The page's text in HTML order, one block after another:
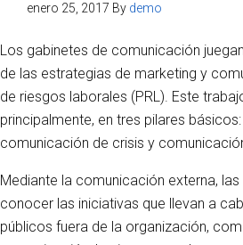
enero 25, 2017 By demo
Los gabinetes de comunicación
de las estrategias de marketing y
de riesgos laborales (PRL). Este
principalmente, en tres pilares
comunicación de crisis y
Mediante la comunicación externa,
conocer las iniciativas que llevan a
públicos fuera de la organización,